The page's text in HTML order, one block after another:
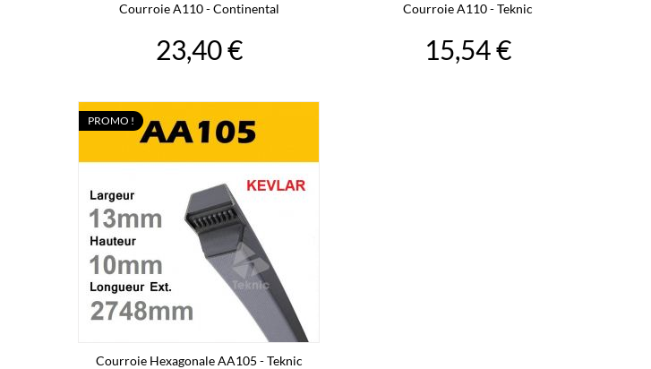
Courroie A110 - Continental
23,40 €
Courroie A110 - Teknic
15,54 €
PROMO !
Courroie Hexagonale AA105 - Teknic